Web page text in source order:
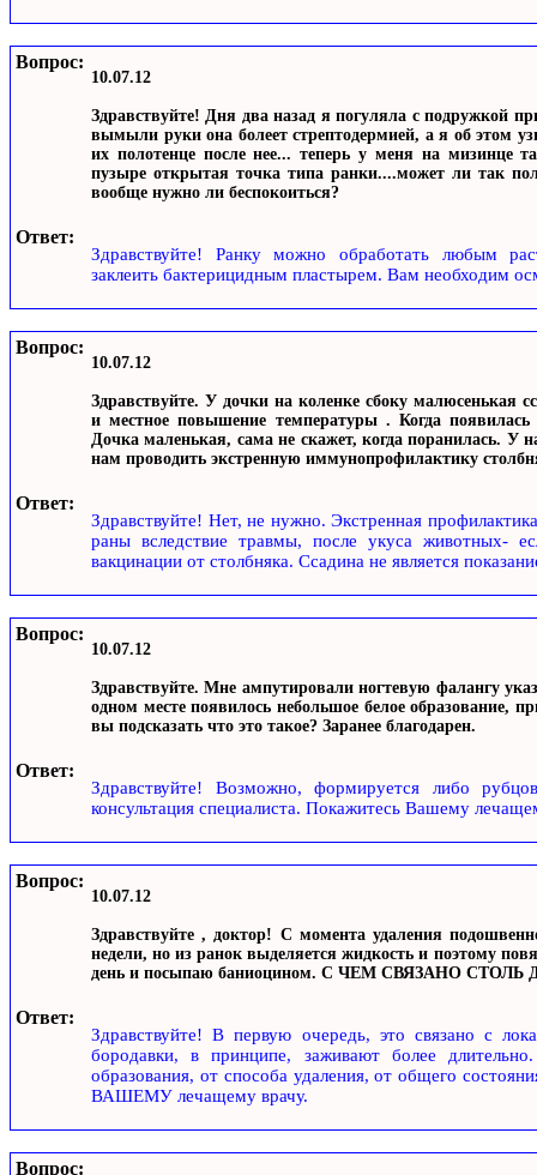
Вопрос:
10.07.12
Здравствуйте! Дня два назад я погуляла с подружкой
вымыли руки она болеет стрептодермией, а я об этом
их полотенце после нее... теперь у меня на мизинце
пузыре открытая точка типа ранки....может ли так
вообще нужно ли беспокоиться?
Ответ:
Здравствуйте! Ранку можно обработать любым
заклеить бактерицидным пластырем. Вам необходим
Вопрос:
10.07.12
Здравствуйте. У дочки на коленке сбоку малюсенькая
и местное повышение температуры . Когда
Дочка маленькая, сама не скажет, когда поранилась.
нам проводить экстренную иммунопрофилактику
Ответ:
Здравствуйте! Нет, не нужно. Экстренная
раны вследствие травмы, после укуса животных-
вакцинации от столбняка. Ссадина не является
Вопрос:
10.07.12
Здравствуйте. Мне ампутировали ногтевую фалангу
одном месте появилось небольшое белое
вы подсказать что это такое? Заранее благодарен.
Ответ:
Здравствуйте! Возможно, формируется либо
консультация специалиста. Покажитесь Вашему
Вопрос:
10.07.12
Здравствуйте , доктор! С момента удаления
недели, но из ранок выделяется жидкость и поэтому
день и посыпаю баниоцином. С ЧЕМ СВЯЗАНО
Ответ:
Здравствуйте! В первую очередь, это связано с
бородавки, в принципе, заживают более
образования, от способа удаления, от общего
ВАШЕМУ лечащему врачу.
Вопрос: